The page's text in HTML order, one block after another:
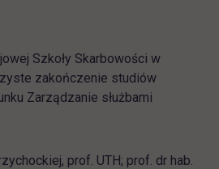
Szkoły Skarbowości w
zakończenie studiów
Zarządzanie służbami
prof. UTH; prof. dr hab.